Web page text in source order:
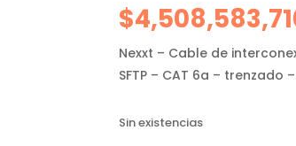
$
Nexxt – Cable de
SFTP – CAT 6a – trenzado
Sin existencias